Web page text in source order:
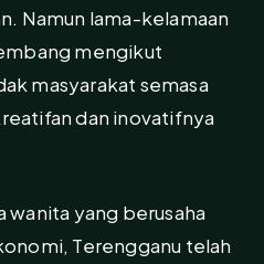
Namun lama-kelamaan
mengikut
masyarakat semasa
dan inovatifnya
wanita yang berusaha
Terengganu telah